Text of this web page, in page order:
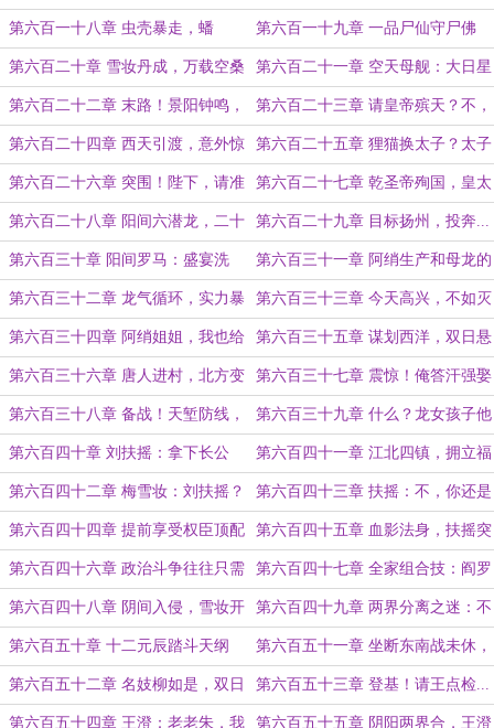
划，启动！ 虫（4000）
第六百一十八章 虫壳暴走，蟠
桃“添寿”
第六百一十九章 一品尸仙守尸佛
主：刘氏皇族皆杀！
第六百二十章 雪妆丹成，万载空桑
（月初求票）
第六百二十一章 空天母舰：大日星
槎，日心元磁
第六百二十二章 末路！景阳钟鸣，
无人救驾
第六百二十三章 请皇帝殡天？不，
赤霄，剑来！！！
第六百二十四章 西天引渡，意外惊
变
第六百二十五章 狸猫换太子？太子
换“狸猫”！（元宵节快乐）
第六百二十六章 突围！陛下，请准
承恩先走一步！
第六百二十七章 乾圣帝殉国，皇太
女长平
第六百二十八章 阳间六潜龙，二十
四诸天
第六百二十九章 目标扬州，投奔...
刘皇姑！
第六百三十章 阳间罗马：盛宴洗
礼，开门揖盗
第六百三十一章 阿绡生产和母龙的
产后护理
第六百三十二章 龙气循环，实力暴
涨！
第六百三十三章 今天高兴，不如灭
个国玩玩如何？
第六百三十四章 阿绡姐姐，我也给
你看个大宝贝
第六百三十五章 谋划西洋，双日悬
空
第六百三十六章 唐人进村，北方变
故
第六百三十七章 震惊！俺答汗强娶
外孙女和孙媳妇？
第六百三十八章 备战！天堑防线，
域外天魔！
第六百三十九章 什么？龙女孩子他
爹不是王富贵？
第六百四十章 刘扶摇：拿下长公
主，尊天子以令群雄！
第六百四十一章 江北四镇，拥立福
王
第六百四十二章 梅雪妆：刘扶摇？
来做朕的...儿媳妇吧！
第六百四十三章 扶摇：不，你还是
给我当妹妹吧！
第六百四十四章 提前享受权臣顶配
待遇：夜宿龙床！
第六百四十五章 血影法身，扶摇突
破
第六百四十六章 政治斗争往往只需
要最朴素的打开方式
第六百四十七章 全家组合技：阎罗
让你三更死，不敢留人到五更！
第六百四十八章 阴间入侵，雪妆开
团
第六百四十九章 两界分离之迷：不
知有汉无论魏晋？
第六百五十章 十二元辰踏斗天纲
录：退！退！退！
第六百五十一章 坐断东南战未休，
天下英雄谁敌手？
第六百五十二章 名妓柳如是，双日
横空至
第六百五十三章 登基！请王点检...
去东宫侍寝！
第六百五十四章 王澄：老老朱，我 第六百五十五章 阴阳两界合，王澄